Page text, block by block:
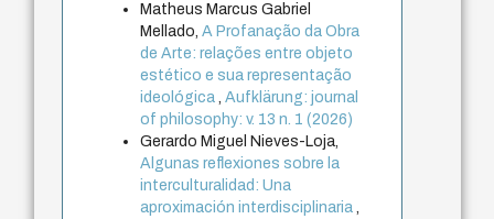
Matheus Marcus Gabriel
Mellado,A Profanação da Obra
de Arte: relações entre objeto
estético e sua representação
ideológica ,Aufklärung: journal
of philosophy: v. 13 n. 1 (2026)
Gerardo Miguel Nieves-Loja,
Algunas reflexiones sobre la
interculturalidad: Una
aproximación interdisciplinaria